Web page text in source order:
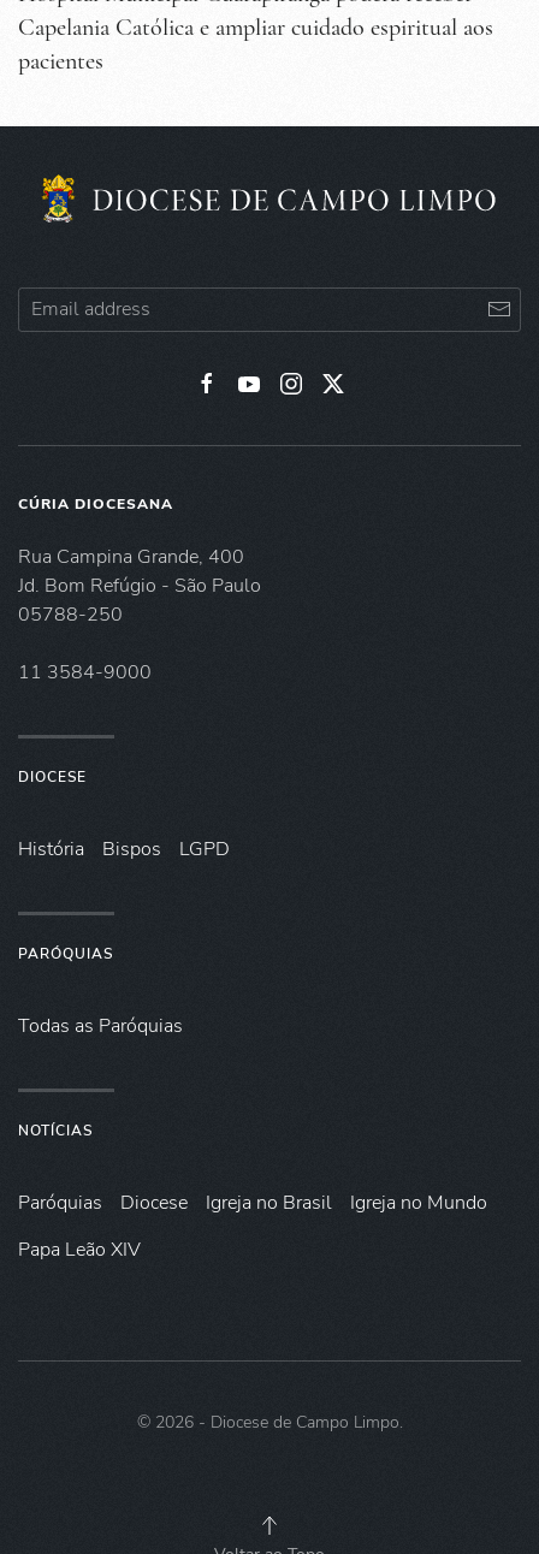
Capelania Católica e ampliar cuidado espiritual aos
pacientes
CÚRIA DIOCESANA
Rua Campina Grande, 400
Jd. Bom Refúgio - São Paulo
05788-250
11 3584-9000
DIOCESE
História Bispos LGPD
PARÓQUIAS
Todas as Paróquias
NOTÍCIAS
Paróquias Diocese Igreja no Brasil
Igreja no Mundo
Papa Leão XIV
© 2026- Diocese de Campo Limpo.